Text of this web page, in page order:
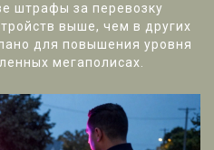
штрафы за перевозку
выше, чем в других
для повышения уровня
мегаполисах.